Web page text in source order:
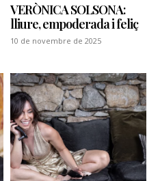
VERÒNICA SOLSONA:
lliure, empoderada i feliç
10 de novembre de 2025